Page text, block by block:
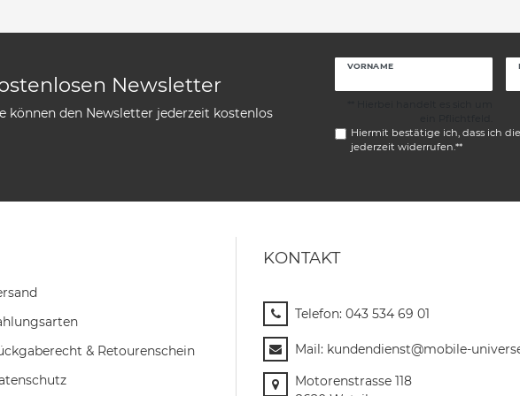
Newsletter
können den Newsletter jederzeit kostenlos
VORNAME
Hiermit bestätige ich, dass ich die
jederzeit widerrufen.**
& Retourenschein
KONTAKT
Telefon: 043 534 69 01
Mail: kundendienst@mobile-
Motorenstrasse 118